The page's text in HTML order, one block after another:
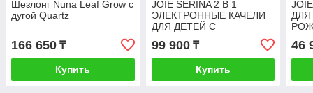
Шезлонг Nuna Leaf Grow с
дугой Quartz
166 650 ₸
Купить
JOIE SERINA 2 В 1
ЭЛЕКТРОННЫЕ КАЧЕЛИ
ДЛЯ ДЕТЕЙ С
РОЖДЕНИЯ
99 900₸
Купить
ДЛЯ
46